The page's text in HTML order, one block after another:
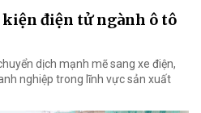
điện tử ngành ô tô
dịch mạnh mẽ sang xe điện,
nghiệp trong lĩnh vực sản xuất